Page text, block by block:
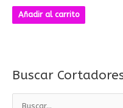
Buscar
Añadir al carrito